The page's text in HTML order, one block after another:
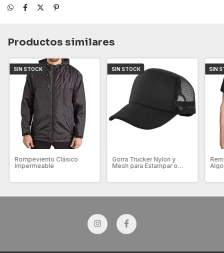
Productos similares
SIN STOCK
Rompeviento Clásico
Impermeable
SIN STOCK
Gorra Trucker Nylon y
Mesh para Estampar o
SIN